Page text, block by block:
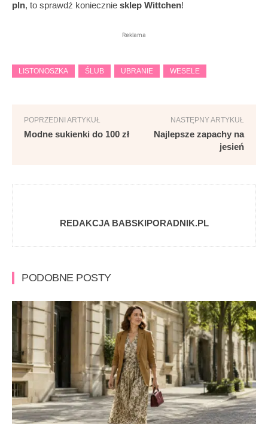
pln, to sprawdź koniecznie sklep Wittchen!
Reklama
LISTONOSZKA ŚLUB UBRANIE WESELE
POPRZEDNI ARTYKUŁ
Modne sukienki do 100 zł
NASTĘPNY ARTYKUŁ
Najlepsze zapachy na
jesień
REDAKCJA BABSKIPORADNIK.PL
PODOBNE POSTY